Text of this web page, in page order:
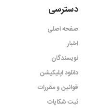
دسترسی
صفحه اصلی
اخبار
نویسندگان
دانلود اپلیکیشن
قوانین و مقررات
ثبت شکایات